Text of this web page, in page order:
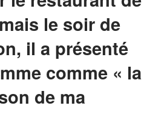
le soir de
il a présenté
comme « la
de ma